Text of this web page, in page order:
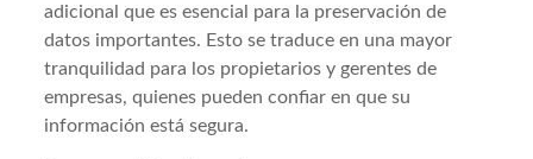
adicional que es esencial para la preservación de
datos importantes. Esto se traduce en una mayor
tranquilidad para los propietarios y gerentes de
empresas, quienes pueden confiar en que su
información está segura.